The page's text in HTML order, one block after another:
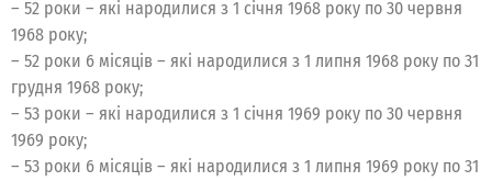
– 52 роки – які народилися з 1 січня 1968 року по 30 червня
1968 року;
– 52 роки 6 місяців – які народилися з 1 липня 1968 року по 31
грудня 1968 року;
– 53 роки – які народилися з 1 січня 1969 року по 30 червня
1969 року;
– 53 роки 6 місяців – які народилися з 1 липня 1969 року по 31